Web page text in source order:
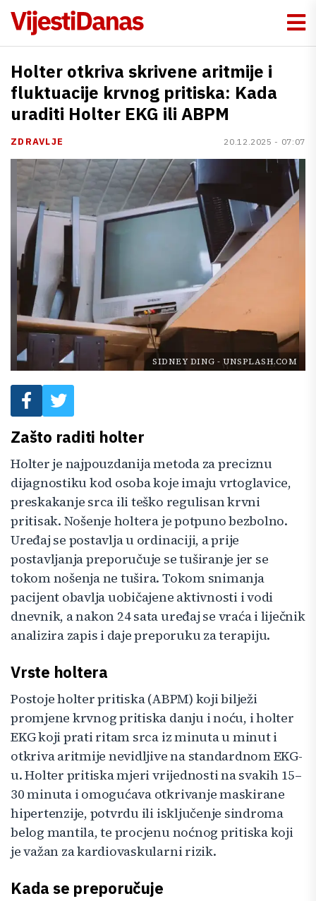
Holter otkriva skrivene aritmije i
fluktuacije krvnog pritiska: Kada
uraditi Holter EKG ili ABPM
ZDRAVLJE 20.12.2025 - 07:07
SIDNEY DING - UNSPLASH.COM
Zašto raditi holter
Holter je najpouzdanija metoda za preciznu
dijagnostiku kod osoba koje imaju vrtoglavice,
preskakanje srca ili teško regulisan krvni
pritisak. Nošenje holtera je potpuno bezbolno.
Uređaj se postavlja u ordinaciji, a prije
postavljanja preporučuje se tuširanje jer se
tokom nošenja ne tušira. Tokom snimanja
pacijent obavlja uobičajene aktivnosti i vodi
dnevnik, a nakon 24 sata uređaj se vraća i liječnik
analizira zapis i daje preporuku za terapiju.
Vrste holtera
Postoje holter pritiska (ABPM) koji bilježi
promjene krvnog pritiska danju i noću, i holter
EKG koji prati ritam srca iz minuta u minut i
otkriva aritmije nevidljive na standardnom EKG-
u. Holter pritiska mjeri vrijednosti na svakih 15–
30 minuta i omogućava otkrivanje maskirane
hipertenzije, potvrdu ili isključenje sindroma
belog mantila, te procjenu noćnog pritiska koji
je važan za kardiovaskularni rizik.
Kada se preporučuje